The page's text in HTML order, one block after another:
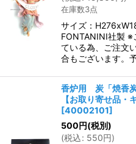
在庫数3点
サイズ：
FONTANINI社製 ※
ている為、ご注文
合もございます。
香炉用 炭「焼香
【お取り寄せ品・
[40002101]
500円(税別)
(税込: 550円)